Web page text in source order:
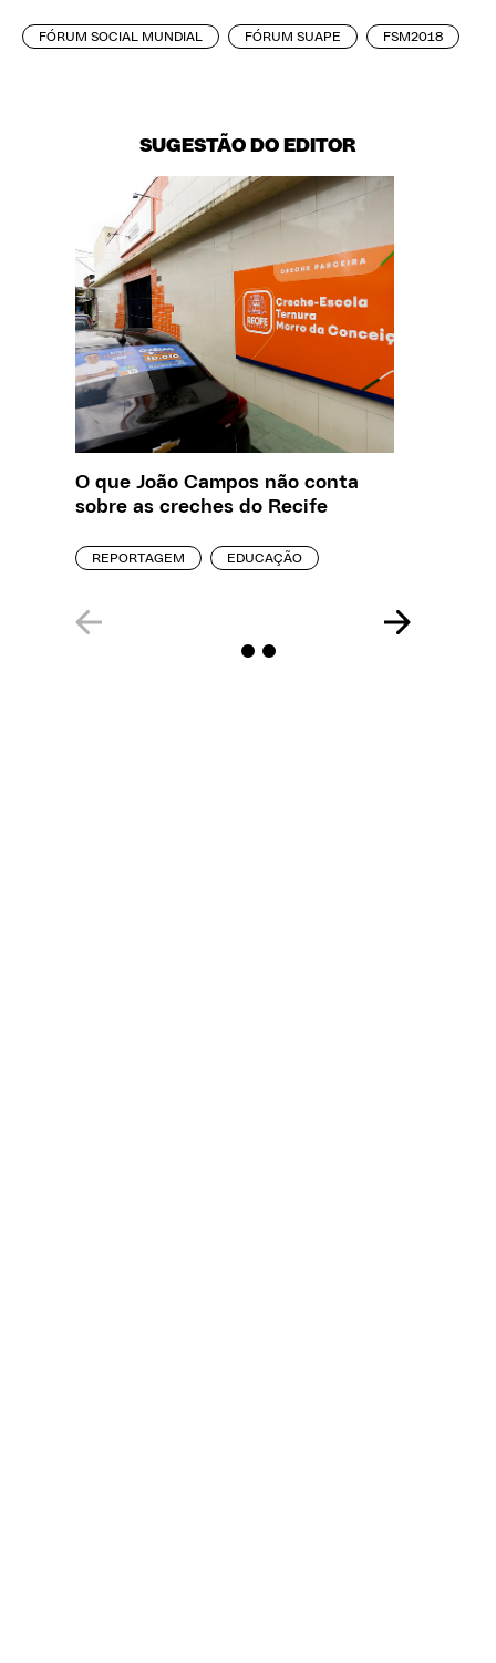
FÓRUM SOCIAL MUNDIAL FÓRUM SUAPE FSM2018
SUGESTÃO DO EDITOR
O que João Campos não conta
sobre as creches do Recife
REPORTAGEM EDUCAÇÃO